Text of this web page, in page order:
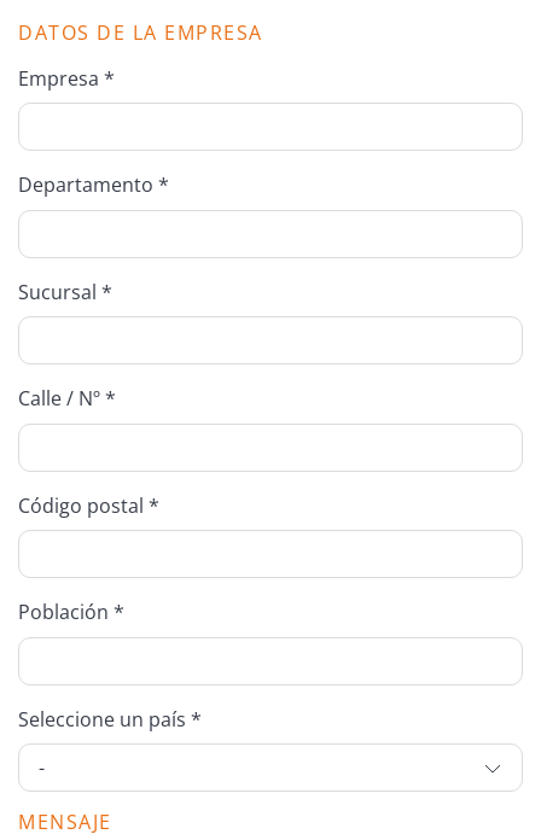
DATOS DE LA EMPRESA
Empresa *
Departamento *
Sucursal *
Calle / Nº *
Código postal *
Población *
Seleccione un país *
MENSAJE